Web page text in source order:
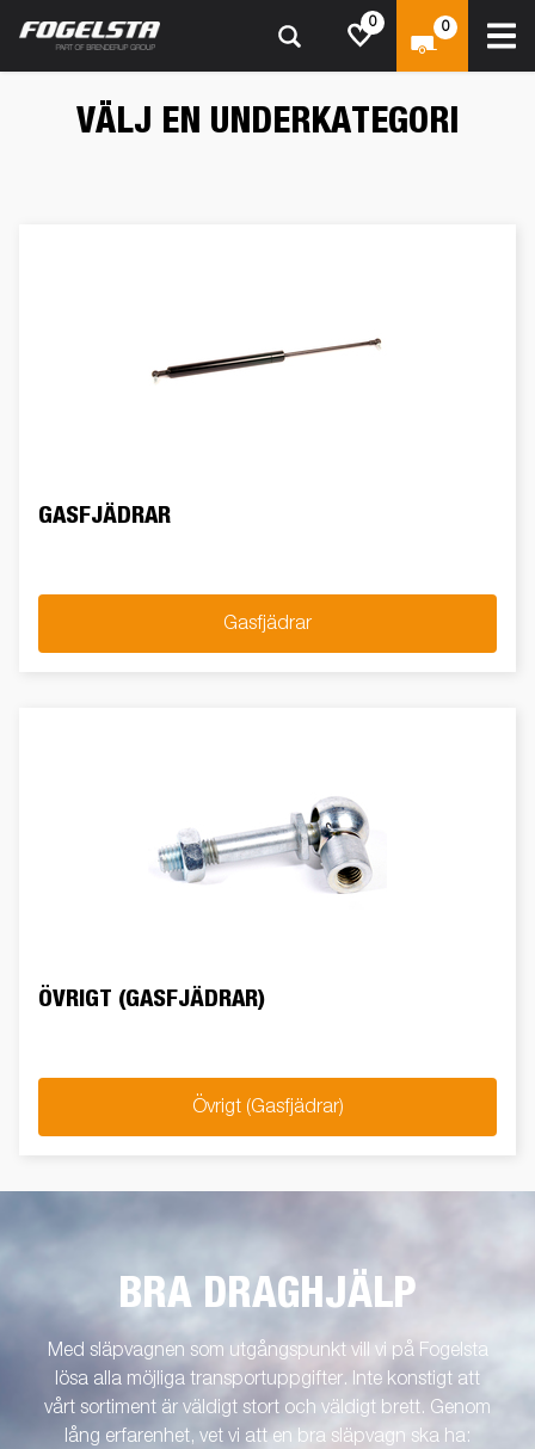
0 0
VÄLJ EN UNDERKATEGORI
GASFJÄDRAR
Gasfjädrar
ÖVRIGT (GASFJÄDRAR)
Övrigt (Gasfjädrar)
BRA DRAGHJÄLP
Med släpvagnen som utgångspunkt vill vi på Fogelsta
lösa alla möjliga transportuppgifter. Inte konstigt att
vårt sortiment är väldigt stort och väldigt brett. Genom
lång erfarenhet, vet vi att en bra släpvagn ska ha: